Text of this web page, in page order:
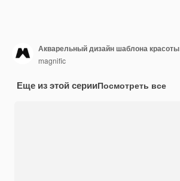
Акварельный дизайн шаблона красоты
magnific
Еще из этой серииПосмотреть все